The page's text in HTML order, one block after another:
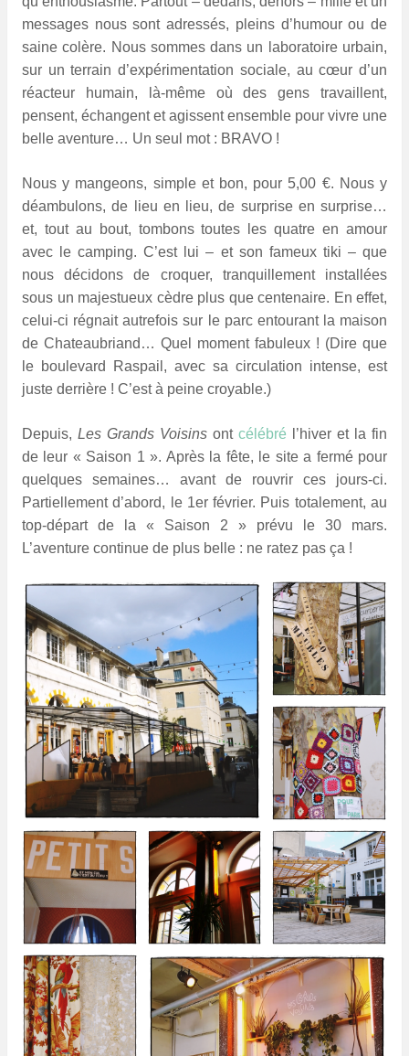
messages nous sont adressés, pleins d’humour ou de
saine colère. Nous sommes dans un laboratoire urbain,
sur un terrain d’expérimentation sociale, au cœur d’un
réacteur humain, là-même où des gens travaillent,
pensent, échangent et agissent ensemble pour vivre une
belle aventure… Un seul mot : BRAVO !
Nous y mangeons, simple et bon, pour 5,00 €. Nous y
déambulons, de lieu en lieu, de surprise en surprise…
et, tout au bout, tombons toutes les quatre en amour
avec le camping. C’est lui – et son fameux tiki – que
nous décidons de croquer, tranquillement installées
sous un majestueux cèdre plus que centenaire. En effet,
celui-ci régnait autrefois sur le parc entourant la maison
de Chateaubriand… Quel moment fabuleux ! (Dire que
le boulevard Raspail, avec sa circulation intense, est
juste derrière ! C’est à peine croyable.)
Depuis, Les Grands Voisins ont célébré l’hiver et la fin
de leur « Saison 1 ». Après la fête, le site a fermé pour
quelques semaines… avant de rouvrir ces jours-ci.
Partiellement d’abord, le 1er février. Puis totalement, au
top-départ de la « Saison 2 » prévu le 30 mars.
L’aventure continue de plus belle : ne ratez pas ça !